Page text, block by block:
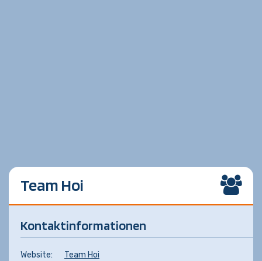
Team Hoi
Kontaktinformationen
Website: Team Hoi